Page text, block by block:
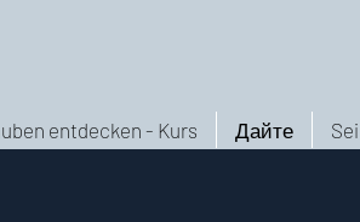
Дайте
entdecken - Kurs